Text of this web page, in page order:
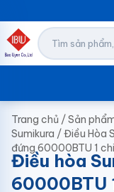
Trang chủ /Sản
Sumikura /Điều Hòa
đứng 60000BTU 1
Điều hòa
60000BTU